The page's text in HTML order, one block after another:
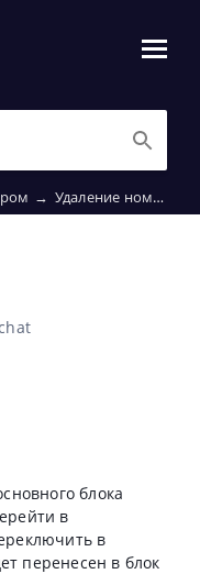
→ Удаление номера
блока
в
в
перенесен в блок